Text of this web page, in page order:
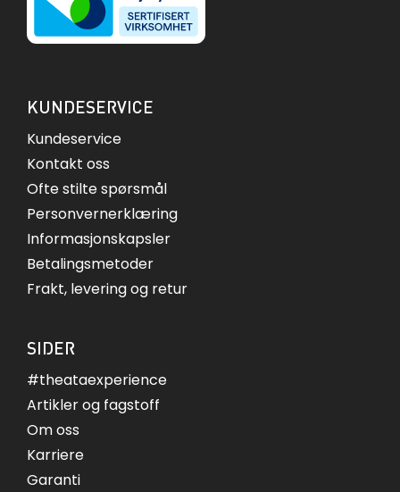
KUNDESERVICE
Kundeservice
Kontakt oss
Ofte stilte spørsmål
Personvernerklæring
Informasjonskapsler
Betalingsmetoder
Frakt, levering og retur
SIDER
#theataexperience
Artikler og fagstoff
Om oss
Karriere
Garanti